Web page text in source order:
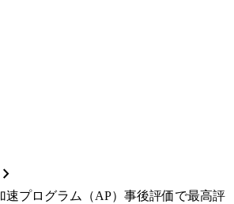
chevron_forward
速プログラム（AP）事後評価で最高評